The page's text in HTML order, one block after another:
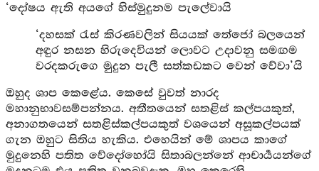
‘දෝෂය ඇති අයගේ හිස්මුදුනම පැලේවායි
‘දහසක් රැස් කිරණවලින් සියයක් තේජෝ බලයෙන්
අඳුර නසන හිරුදෙවියන් ලොවට උදාවනු සමඟම
වරදකරුගෙ මුදුන පැලී සත්කඩකට වෙන් වේවා’යි
ඔහුද ශාප කෙළේය. කෙසේ වුවත් නාරද
මහානුභාවසම්පන්නය. අතීතයෙන් සතළිස් කල්පයකුත්,
අනාගතයෙන් සතළිස්කල්පයකුත් වශයෙන් අසූකල්පයක්
ගැන ඔහුට සිතිය හැකිය. එහෙයින් මේ ශාපය කාගේ
මුදුනෙහි පතිත වේදෝහෝයි සිතාබලන්නේ ආචාර්‍යයන්ගේ